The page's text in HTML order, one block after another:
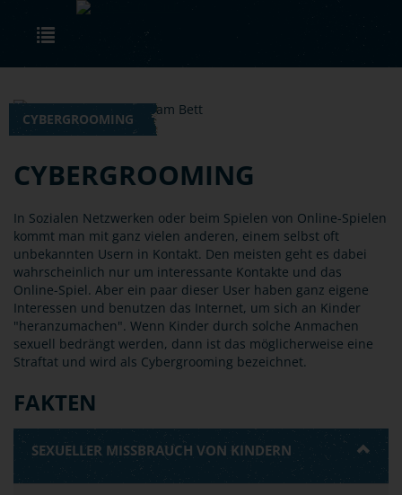
Skip to main content
CYBERGROOMING
CYBERGROOMING
In Sozialen Netzwerken oder beim Spielen von Online-Spielen
kommt man mit ganz vielen anderen, einem selbst oft
unbekannten Usern in Kontakt. Den meisten geht es dabei
wahrscheinlich nur um interessante Kontakte und das
Online-Spiel. Aber ein paar dieser User haben ganz eigene
Interessen und benutzen das Internet, um sich an Kinder
"heranzumachen". Wenn Kinder durch solche Anmachen
sexuell bedrängt werden, dann ist das möglicherweise eine
Straftat und wird als Cybergrooming bezeichnet.
FAKTEN
SEXUELLER MISSBRAUCH VON KINDERN